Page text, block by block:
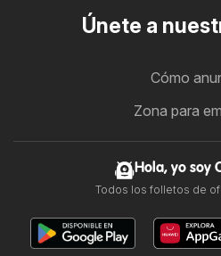
Únete a
Cómo
Zona para
Hola, yo soy
Todos los folletos de